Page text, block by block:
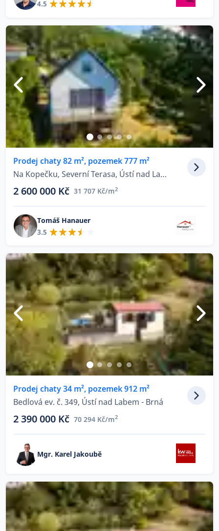
4.5
Prodej chaty 82 m², pozemek 777 m²
Na Kopečku, Severní Terasa, Ústí nad Labem
2 600 000 Kč 31 707 Kč/m2
Tomáš Hanauer
3.5
Prodej chaty 34 m², pozemek 912 m²
Bedlová ev. č. 349, Ústí nad Labem - Brná
2 390 000 Kč 70 294 Kč/m2
Mgr. Karel Jakoubě